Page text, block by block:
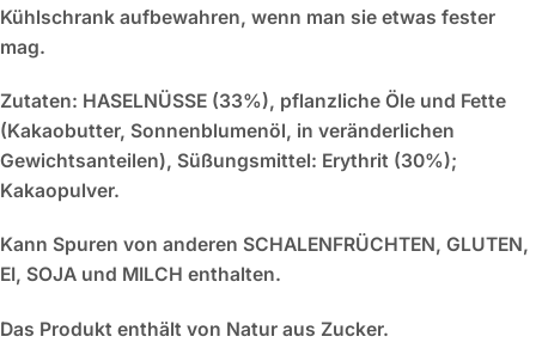
Kühlschrank aufbewahren, wenn man sie etwas fester
mag.
Zutaten: HASELNÜSSE (33%), pflanzliche Öle und Fette
(Kakaobutter, Sonnenblumenöl, in veränderlichen
Gewichtsanteilen), Süßungsmittel: Erythrit (30%);
Kakaopulver.
Kann Spuren von anderen SCHALENFRÜCHTEN, GLUTEN,
EI, SOJA und MILCH enthalten.
Das Produkt enthält von Natur aus Zucker.